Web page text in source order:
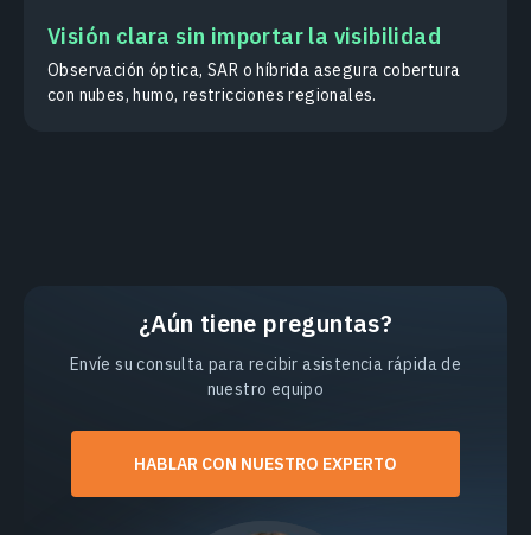
Visión clara sin importar la visibilidad
Observación óptica, SAR o híbrida asegura cobertura
con nubes, humo, restricciones regionales.
¿Aún tiene preguntas?
Envíe su consulta para recibir asistencia rápida de
nuestro equipo
HABLAR CON NUESTRO EXPERTO